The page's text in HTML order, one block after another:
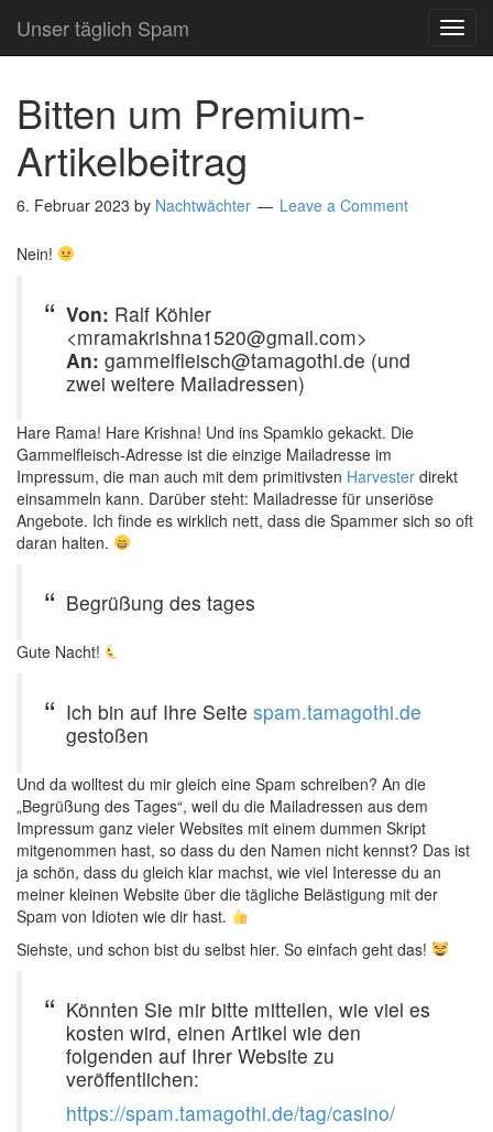
Unser täglich Spam
Bitten um Premium-
Artikelbeitrag
6. Februar 2023 by Nachtwächter Leave a Comment
Nein!
Von: Ralf Köhler
<mramakrishna1520@gmail.com>
An: gammelfleisch@tamagothi.de (und
zwei weitere Mailadressen)
Hare Rama! Hare Krishna! Und ins Spamklo gekackt. Die
Gammelfleisch-Adresse ist die einzige Mailadresse im
Impressum, die man auch mit dem primitivsten Harvester direkt
einsammeln kann. Darüber steht: Mailadresse für unseriöse
Angebote. Ich finde es wirklich nett, dass die Spammer sich so oft
daran halten.
Begrüßung des tages
Gute Nacht!
Ich bin auf Ihre Seite spam.tamagothi.de
gestoßen
Und da wolltest du mir gleich eine Spam schreiben? An die
„Begrüßung des Tages“, weil du die Mailadressen aus dem
Impressum ganz vieler Websites mit einem dummen Skript
mitgenommen hast, so dass du den Namen nicht kennst? Das ist
ja schön, dass du gleich klar machst, wie viel Interesse du an
meiner kleinen Website über die tägliche Belästigung mit der
Spam von Idioten wie dir hast.
Siehste, und schon bist du selbst hier. So einfach geht das!
Könnten Sie mir bitte mitteilen, wie viel es
kosten wird, einen Artikel wie den
folgenden auf Ihrer Website zu
veröffentlichen:
https://spam.tamagothi.de/tag/casino/